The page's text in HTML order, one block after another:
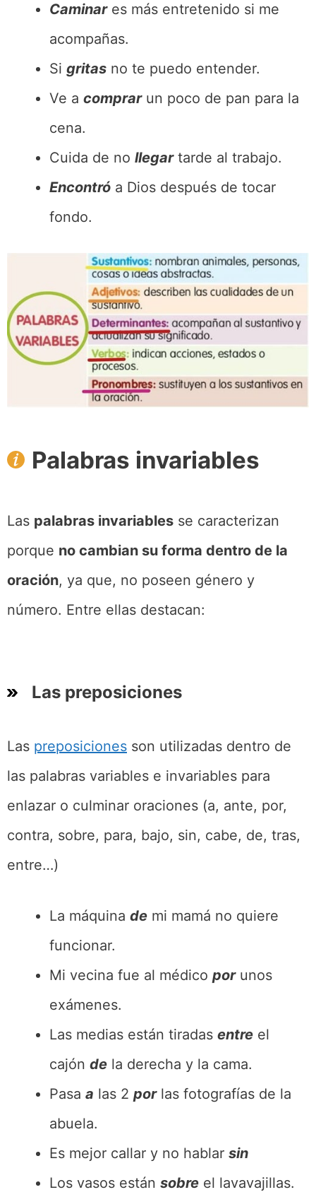
Caminares más entretenido si me
acompañas.
Si gritas no te puedo entender.
Ve a comprarun poco de pan para la
cena.
Cuida de no llegartarde al trabajo.
Encontró a Dios después de tocar
fondo.
Palabras invariables
Las palabras invariables se caracterizan
porque no cambian su forma dentro de la
oración, ya que, no poseen género y
número. Entre ellas destacan:
Las preposiciones
Las preposiciones son utilizadas dentro de
las palabras variables e invariables para
enlazar o culminar oraciones (a, ante, por,
contra, sobre, para, bajo, sin, cabe, de, tras,
entre…)
La máquina de mi mamá no quiere
funcionar.
Mi vecina fue al médico por unos
exámenes.
Las medias están tiradas entre el
cajón de la derecha y la cama.
Pasa a las 2 porlas fotografías de la
abuela.
Es mejor callar y no hablar sin
Los vasos están sobre el lavavajillas.